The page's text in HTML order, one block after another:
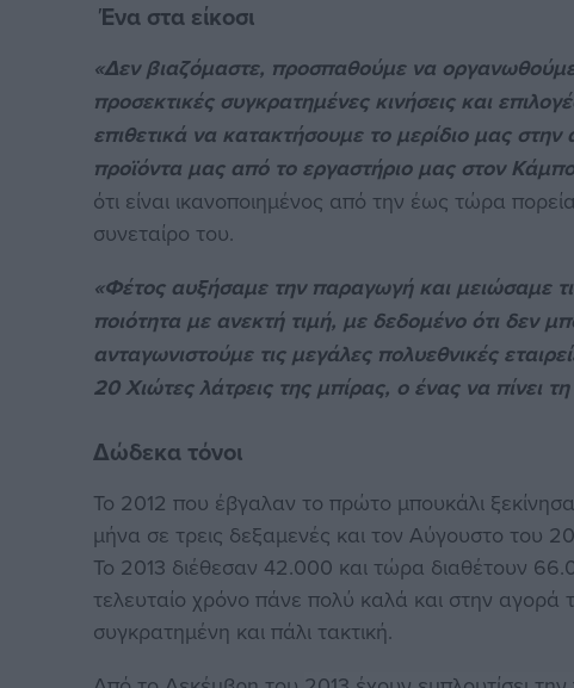
Ένα στα είκοσι
«Δεν βιαζόμαστε, προσπαθούμε να
προσεκτικές συγκρατημένες κινήσεις και
επιθετικά να κατακτήσουμε το μερίδιο μας
προϊόντα μας από το εργαστήριο μας στον
ότι είναι ικανοποιημένος από την έως τώρα
συνεταίρο του.
«Φέτος αυξήσαμε την παραγωγή και μειώσαμε
ποιότητα με ανεκτή τιμή, με δεδομένο ότι δεν
ανταγωνιστούμε τις μεγάλες πολυεθνικές
20 Χιώτες λάτρεις της μπίρας, ο ένας να πίνει
Δώδεκα τόνοι
Το 2012 που έβγαλαν το πρώτο μπουκάλι
μήνα σε τρεις δεξαμενές και τον Αύγουστο
Το 2013 διέθεσαν 42.000 και τώρα διαθέτουν
τελευταίο χρόνο πάνε πολύ καλά και στην
συγκρατημένη και πάλι τακτική.